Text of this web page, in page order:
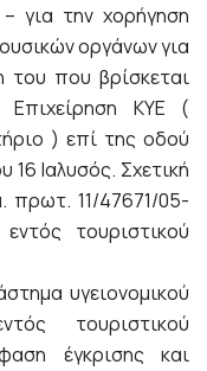
– για την χορήγηση
οργάνων για
τoυ που βρίσκεται
Επιχείρηση ΚΥΕ (
) επί της οδού
Ιαλυσός. Σχετική
πρωτ. 11/47671/05-
τουριστικού
υγειονομικού
τουριστικού
έγκρισης και